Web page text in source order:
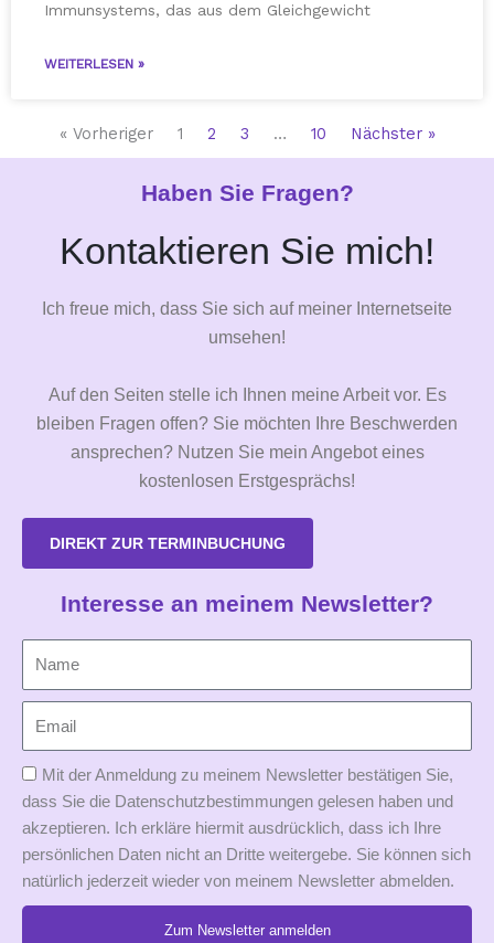
Immunsystems, das aus dem Gleichgewicht
WEITERLESEN »
« Vorheriger 1 2 3 … 10 Nächster »
Haben Sie Fragen?
Kontaktieren Sie mich!
Ich freue mich, dass Sie sich auf meiner Internetseite
umsehen!
Auf den Seiten stelle ich Ihnen meine Arbeit vor. Es
bleiben Fragen offen? Sie möchten Ihre Beschwerden
ansprechen? Nutzen Sie mein Angebot eines
kostenlosen Erstgesprächs!
DIREKT ZUR TERMINBUCHUNG
Interesse an meinem Newsletter?
Mit der Anmeldung zu meinem Newsletter bestätigen Sie,
dass Sie die Datenschutzbestimmungen gelesen haben und
akzeptieren. Ich erkläre hiermit ausdrücklich, dass ich Ihre
persönlichen Daten nicht an Dritte weitergebe. Sie können sich
natürlich jederzeit wieder von meinem Newsletter abmelden.
Zum Newsletter anmelden